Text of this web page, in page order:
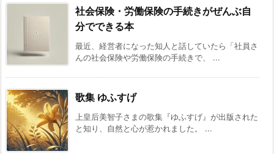
社会保険・労働保険の手続きがぜんぶ自
分でできる本
最近、経営者になった知人と話していたら「社員さ
んの社会保険や労働保険の手続きで、 ...
歌集 ゆふすげ
上皇后美智子さまの歌集『ゆふすげ』が出版された
と知り、自然と心が惹かれました。 ...